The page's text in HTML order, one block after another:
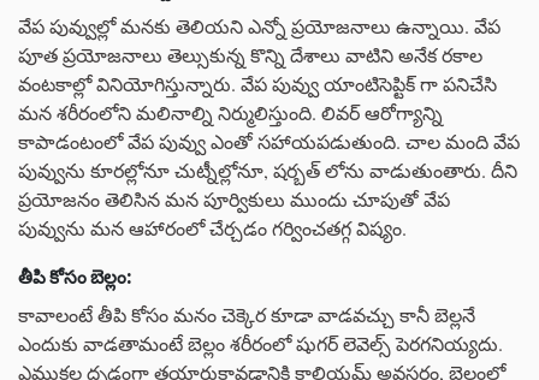
వేప పువ్వుల్లో మనకు తెలియని ఎన్నో ప్రయోజనాలు ఉన్నాయి. వేప
పూత ప్రయోజనాలు తెల్సుకున్న కొన్ని దేశాలు వాటిని అనేక రకాల
వంటకాల్లో వినియోగిస్తున్నారు. వేప పువ్వు యాంటిసెప్టిక్ గా పనిచేసి
మన శరీరంలోని మలినాల్ని నిర్ములిస్తుంది. లివర్ ఆరోగ్యాన్ని
కాపాడంటంలో వేప పువ్వు ఎంతో సహాయపడుతుంది. చాల మంది వేప
పువ్వును కూరల్లోనూ చుట్నీల్లోనూ, షర్బత్ లోను వాడుతుంతారు. దీని
ప్రయోజనం తెలిసిన మన పూర్వికులు ముందు చూపుతో వేప
పువ్వును మన ఆహారంలో చేర్చడం గర్వించతగ్గ విష్యం.
తీపి కోసం బెల్లం:
కావాలంటే తీపి కోసం మనం చెక్కెర కూడా వాడవచ్చు కానీ బెల్లనే
ఎందుకు వాడతామంటే బెల్లం శరీరంలో షుగర్ లెవెల్స్ పెరగనియ్యదు.
ఎముకల దృఢంగా తయారుకావడానికి కాల్షియమ్ అవసరం, బెల్లంలో